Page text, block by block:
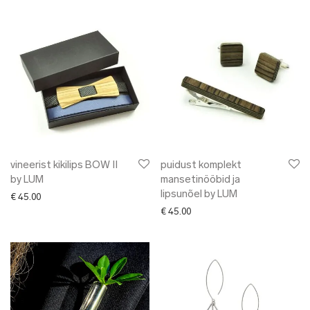
vineerist kikilips BOW II
by LUM
€ 45.00
puidust komplekt
mansetinööbid ja
lipsunõel by LUM
€ 45.00